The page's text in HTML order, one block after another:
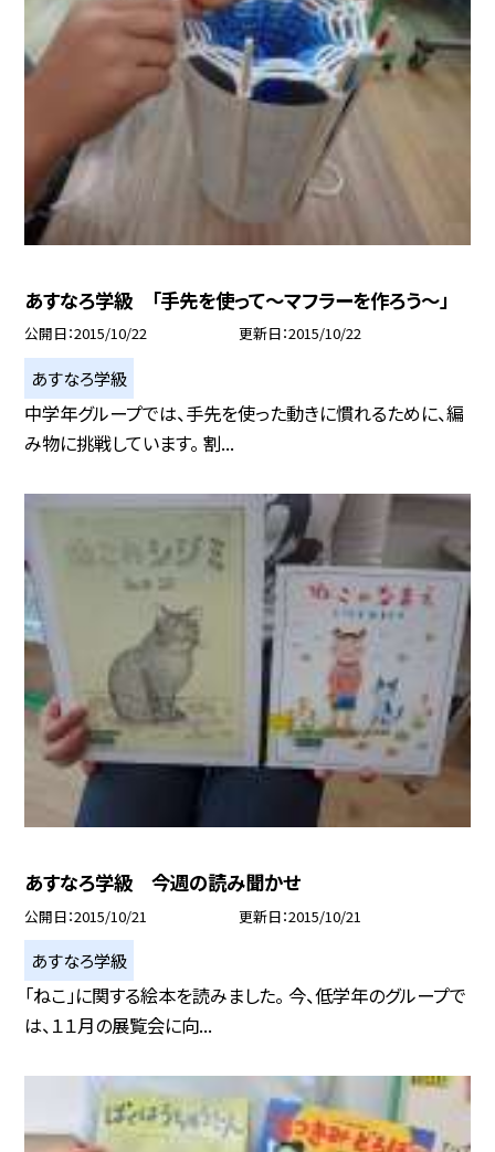
あすなろ学級 「手先を使って〜マフラーを作ろう〜」
公開日 2015/10/22 更新日 2015/10/22
あすなろ学級
中学年グループでは、手先を使った動きに慣れるために、編
み物に挑戦しています。 割...
あすなろ学級 今週の読み聞かせ
公開日 2015/10/21 更新日 2015/10/21
あすなろ学級
「ねこ」に関する絵本を読みました。 今、低学年のグループで
は、１１月の展覧会に向...